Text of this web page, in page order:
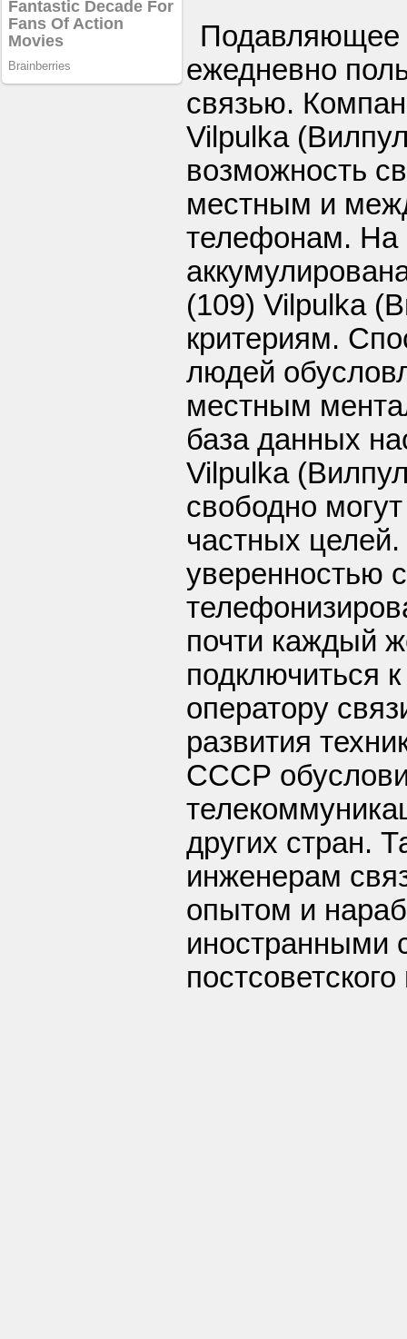
Подавляющее
ежедневно
связью.
Vilpulka
возможность
местным и
телефонам. На
(109) Vilpulka
критериям.
людей
местным
база данных
Vilpulka
свободно
частных
уверенностью
почти каждый
подключиться
оператору
развития
СССР
других стран.
инженерам
опытом и
иностранными